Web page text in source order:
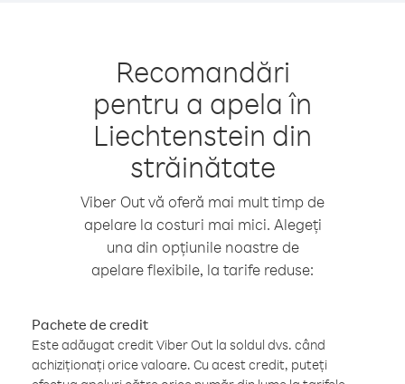
Recomandări
pentru a apela în
Liechtenstein din
străinătate
Viber Out vă oferă mai mult timp de
apelare la costuri mai mici. Alegeți
una din opțiunile noastre de
apelare flexibile, la tarife reduse:
Pachete de credit
Este adăugat credit Viber Out la soldul dvs. când
achiziționați orice valoare. Cu acest credit, puteți